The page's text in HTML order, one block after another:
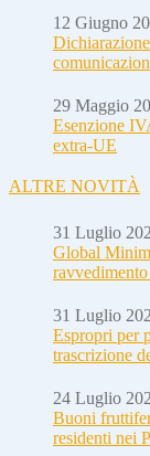
12 Giugno
29 Maggio
Esenzione
extra-UE
ALTRE NOVITÀ
31 Luglio
Global
31 Luglio
Espropri per
trascrizione
24 Luglio
Buoni
residenti nei